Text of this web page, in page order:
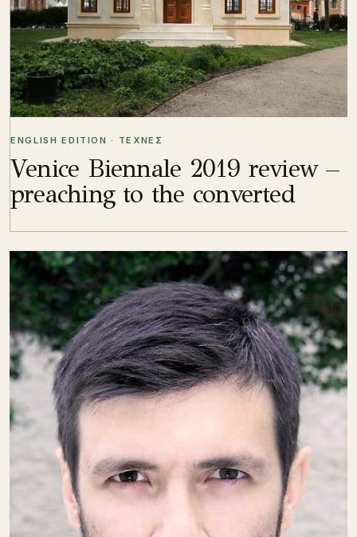
ENGLISH EDITION · ΤΕΧΝΕΣ
Venice Biennale 2019 review –
preaching to the converted